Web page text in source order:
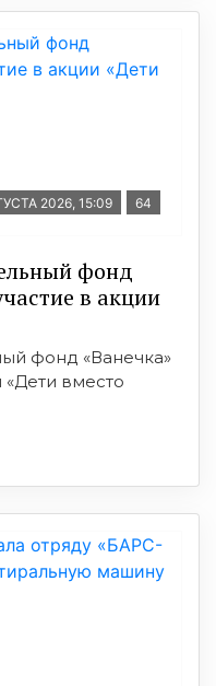
2026, 15:09 64
фонд
в акции
фонд «Ванечка»
«Дети вместо